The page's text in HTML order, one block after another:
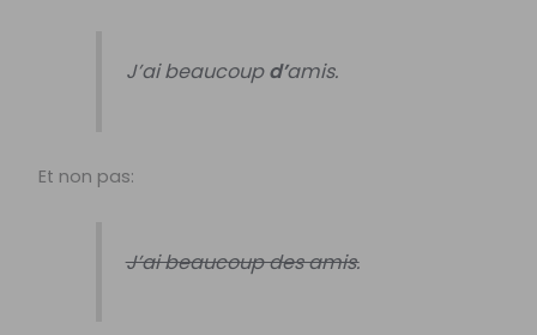
J’ai beaucoupd’amis.
Et non pas:
J’ai beaucoup des amis.